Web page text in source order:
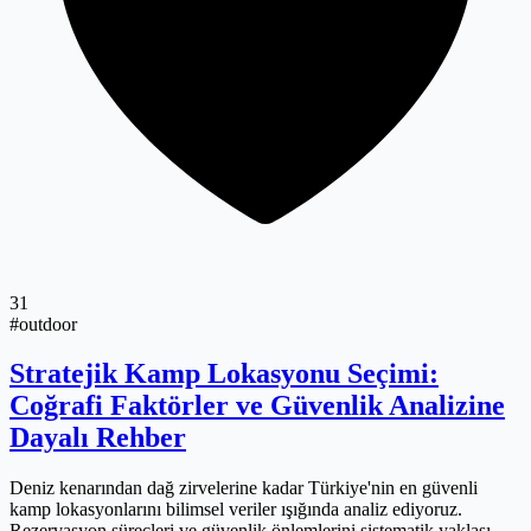
31
#outdoor
Stratejik Kamp Lokasyonu Seçimi:
Coğrafi Faktörler ve Güvenlik Analizine
Dayalı Rehber
Deniz kenarından dağ zirvelerine kadar Türkiye'nin en güvenli
kamp lokasyonlarını bilimsel veriler ışığında analiz ediyoruz.